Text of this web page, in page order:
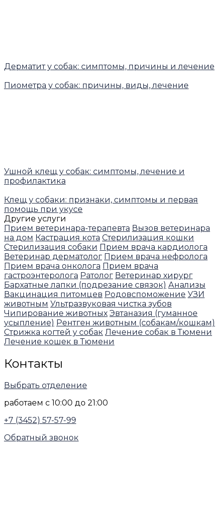
Дерматит у собак: симптомы, причины и лечение
Пиометра у собак: причины, виды, лечение
Ушной клещ у собак: симптомы, лечение и
профилактика
Клещ у собаки: признаки, симптомы и первая
помощь при укусе
Другие услуги
Прием ветеринара-терапевта Вызов ветеринара
на дом Кастрация кота Стерилизация кошки
Стерилизация собаки Прием врача кардиолога
Ветеринар дерматолог Прием врача нефролога
Прием врача онколога Прием врача
гастроэнтеролога Ратолог Ветеринар хирург
Бархатные лапки (подрезание связок) Анализы
Вакцинация питомцев Родовспоможение УЗИ
животным Ультразвуковая чистка зубов
Чипирование животных Эвтаназия (гуманное
усыпление) Рентген животным (собакам/кошкам)
Стрижка когтей у собак Лечение собак в Тюмени
Лечение кошек в Тюмени
Контакты
Выбрать отделение
работаем с 10:00 до 21:00
+7 (3452) 57-57-99
Обратный звонок